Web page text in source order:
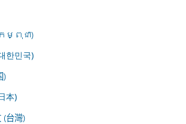
ម្ពុជា)
한민국)
)
本)
(台灣)